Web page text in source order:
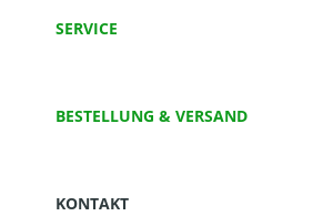
SERVICE
BESTELLUNG & VERSAND
KONTAKT